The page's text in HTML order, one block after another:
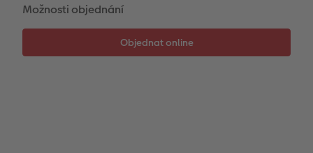
Možnosti objednání